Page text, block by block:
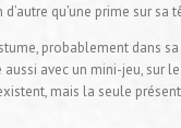
qu’une prime sur sa
probablement dans
avec un mini-jeu, sur
mais la seule